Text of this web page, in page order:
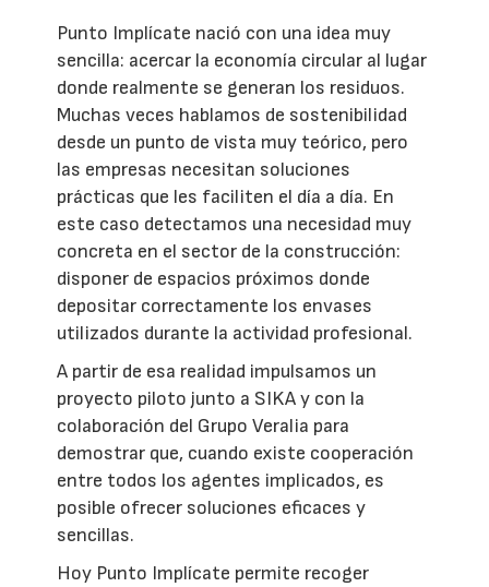
Punto Implícate nació con una idea muy
sencilla: acercar la economía circular al lugar
donde realmente se generan los residuos.
Muchas veces hablamos de sostenibilidad
desde un punto de vista muy teórico, pero
las empresas necesitan soluciones
prácticas que les faciliten el día a día. En
este caso detectamos una necesidad muy
concreta en el sector de la construcción:
disponer de espacios próximos donde
depositar correctamente los envases
utilizados durante la actividad profesional.
A partir de esa realidad impulsamos un
proyecto piloto junto a SIKA y con la
colaboración del Grupo Veralia para
demostrar que, cuando existe cooperación
entre todos los agentes implicados, es
posible ofrecer soluciones eficaces y
sencillas.
Hoy Punto Implícate permite recoger